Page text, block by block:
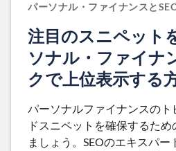
パーソナル・ファイナンスと
注目のスニペット
ソナル・ファイナ
クで上位表示する
パーソナルファイナンスの
ドスニペットを確保するた
ましょう。SEOのエキスパ